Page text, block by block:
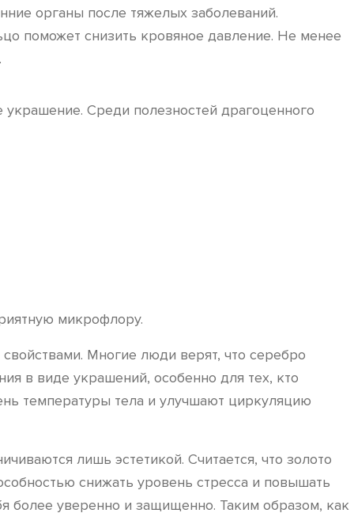
органы после тяжелых заболеваний.
поможет снизить кровяное давление. Не менее
Среди полезностей драгоценного
микрофлору.
Многие люди верят, что серебро
в виде украшений, особенно для тех, кто
температуры тела и улучшают циркуляцию
лишь эстетикой. Считается, что золото
снижать уровень стресса и повышать
более уверенно и защищенно. Таким образом, как